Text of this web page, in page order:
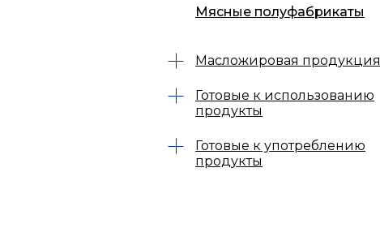
Мясные полуфабрикаты
Масложировая продукция
Готовые к использованию
продукты
Готовые к употреблению
продукты